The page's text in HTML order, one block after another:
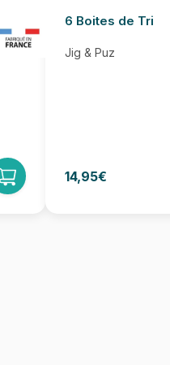
6 Boites de Tri
Jig & Puz
14,95€